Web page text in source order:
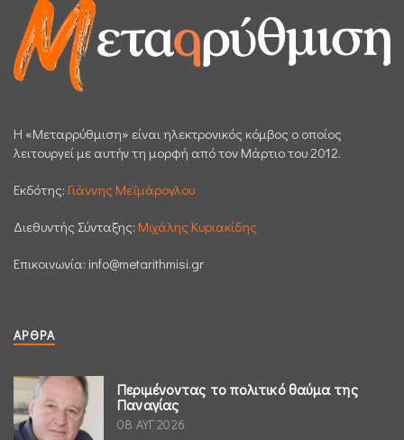
H «Μεταρρύθμιση» είναι ηλεκτρονικός κόμβος ο οποίος
λειτουργεί με αυτήν τη μορφή από τον Μάρτιο του 2012.
Εκδότης: Γιάννης Μεϊμάρογλου
Διεθυντής Σύνταξης: Μιχάλης Κυριακίδης
Επικοινωνία: info@metarithmisi.gr
ΆΡΘΡΑ
Περιμένοντας το πολιτικό θαύμα της
Παναγίας
08 ΑΥΓ 2026